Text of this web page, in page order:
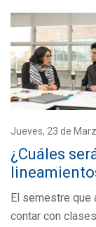
Jueves, 23 de
¿Cuáles
El semestre que
contar con